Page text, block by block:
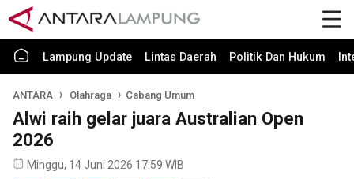
Lampung Update Lintas Daerah Politik Dan Hukum
ANTARA Olahraga Cabang Umum
Alwi raih gelar juara Australian Open
2026
Minggu, 14 Juni 2026 17:59 WIB